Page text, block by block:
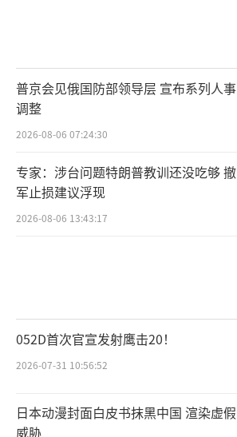
普京会见俄国防部领导层 宣布系列人事
调整
2026-08-06 07:24:30
专家：涉台问题特朗普教训还没吃够 撤
军止损建议浮现
2026-08-06 13:43:17
052D首次官宣发射鹰击20！
2026-07-31 10:56:52
日本动漫封面白皮书抹黑中国 渲染虚假
威胁